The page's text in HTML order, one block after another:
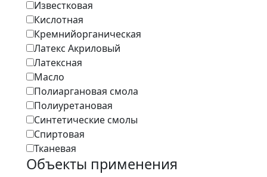
Известковая
Кислотная
Кремнийорганическая
Латекс Акриловый
Латексная
Масло
Полиаргановая смола
Полиуретановая
Синтетические смолы
Спиртовая
Тканевая
Объекты применения